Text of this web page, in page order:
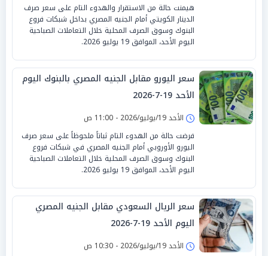
هيمنت حالة من الاستقرار والهدوء التام على سعر صرف
الدينار الكويتي أمام الجنيه المصري بداخل شبكات فروع
البنوك وسوق الصرف المحلية خلال التعاملات الصباحية
اليوم الأحد، الموافق 19 يوليو 2026.
سعر اليورو مقابل الجنيه المصري بالبنوك اليوم
الأحد 19-7-2026
الأحد 19/يوليو/2026 - 11:00 ص
فرضت حالة من الهدوء التام ثباتاً ملحوظاً على سعر صرف
اليورو الأوروبي أمام الجنيه المصري في شبكات فروع
البنوك وسوق الصرف المحلية خلال التعاملات الصباحية
اليوم الأحد، الموافق 19 يوليو 2026.
سعر الريال السعودي مقابل الجنيه المصري
اليوم الأحد 19-7-2026
الأحد 19/يوليو/2026 - 10:30 ص